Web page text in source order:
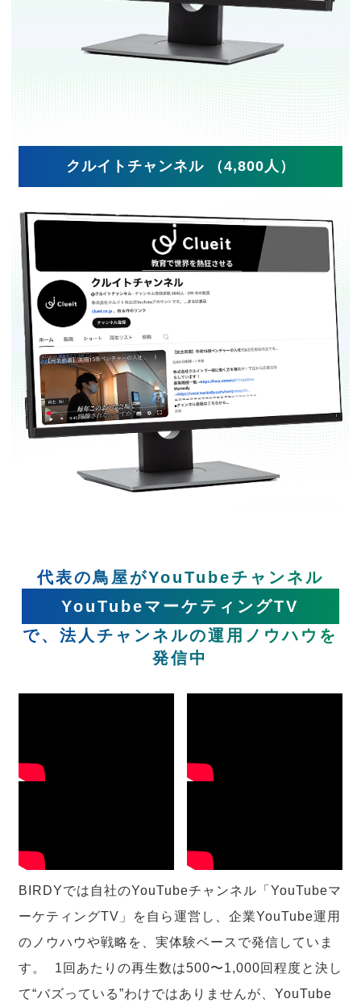
クルイトチャンネル （4,800人）
代表の鳥屋がYouTubeチャンネル
YouTubeマーケティングTV
で、法人チャンネルの運用ノウハウを
発信中
BIRDYでは自社のYouTubeチャンネル「YouTubeマ
ーケティングTV」を自ら運営し、企業YouTube運用
のノウハウや戦略を、実体験ベースで発信していま
す。 1回あたりの再生数は500〜1,000回程度と決し
て“バズっている”わけではありませんが、YouTube